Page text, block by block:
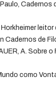
Cadernos
Horkheimer
Cadernos de
A. Sobre
Mundo como